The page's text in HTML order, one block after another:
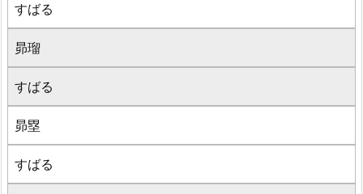
すばる
昴瑠
すばる
昴塁
すばる